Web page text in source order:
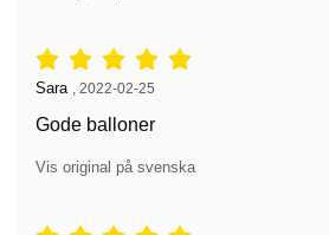
Anmeldelser: 5 stjerne af 5,
Anmeldelser af:
Sara 2022-02-25
Gode balloner
Vis original på svenska